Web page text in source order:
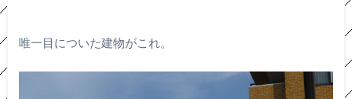
唯一目についた建物がこれ。